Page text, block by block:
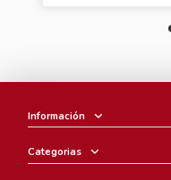
Información
Categorias